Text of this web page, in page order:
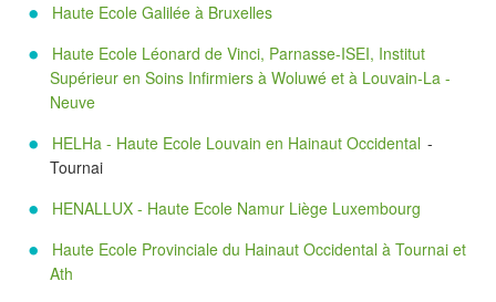
Haute Ecole Galilée à Bruxelles
Haute Ecole Léonard de Vinci, Parnasse-ISEI, Institut
Supérieur en Soins Infirmiers à Woluwé et à Louvain-La -
Neuve
HELHa - Haute Ecole Louvain en Hainaut Occidental -
Tournai
HENALLUX - Haute Ecole Namur Liège Luxembourg
Haute Ecole Provinciale du Hainaut Occidental à Tournai et
Ath